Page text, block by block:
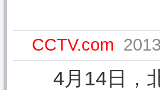
CCTV.com
4月14日，北